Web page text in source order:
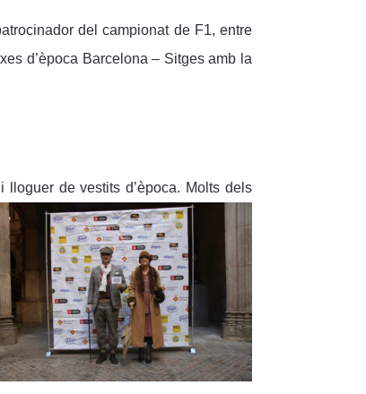
del campionat de F1, entre
d’època Barcelona – Sitges amb la
de vestits d’època. Molts dels